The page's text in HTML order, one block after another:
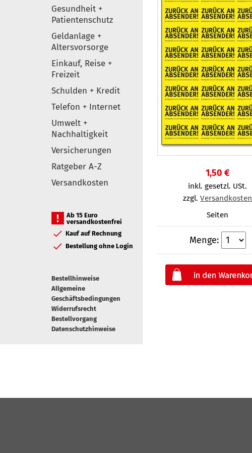
Gesundheit +
Patientenschutz
Geldanlage +
Altersvorsorge
Einkauf, Reise +
Freizeit
Schulden + Kredit
Telefon + Internet
Umwelt +
Nachhaltigkeit
Versicherungen
Ratgeber A-Z
Versandkosten
Ab 15 Euro
versandkostenfrei
Kauf auf Rechnung
Bestellung ohne Login
Bestellhinweise
Allgemeine
Geschäftsbedingungen
Widerrufsrecht
Bestellvorgang
Datenschutzhinweise
1,50 €
inkl. gesetzl. USt.
zzgl.Versandkosten
Seiten
Menge: